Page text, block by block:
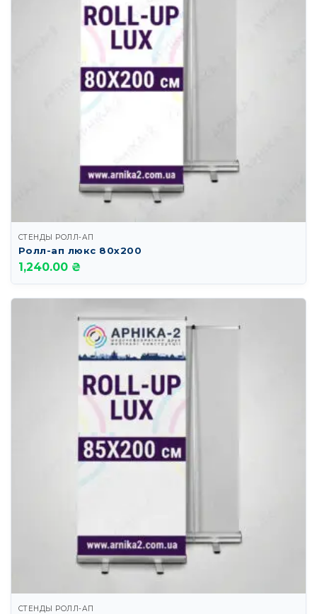
СТЕНДЫ РОЛЛ-АП
Ролл-ап люкс 80х200
1,240.00 ₴
СТЕНДЫ РОЛЛ-АП